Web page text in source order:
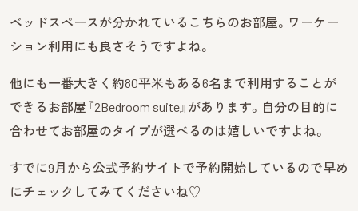
ベッドスペースが分かれているこちらのお部屋。ワーケー
ション利用にも良さそうですよね。
他にも一番大きく約80平米もある6名まで利用することが
できるお部屋『2Bedroom suite』があります。自分の目的に
合わせてお部屋のタイプが選べるのは嬉しいですよね。
すでに9月から公式予約サイトで予約開始しているので早め
にチェックしてみてくださいね♡